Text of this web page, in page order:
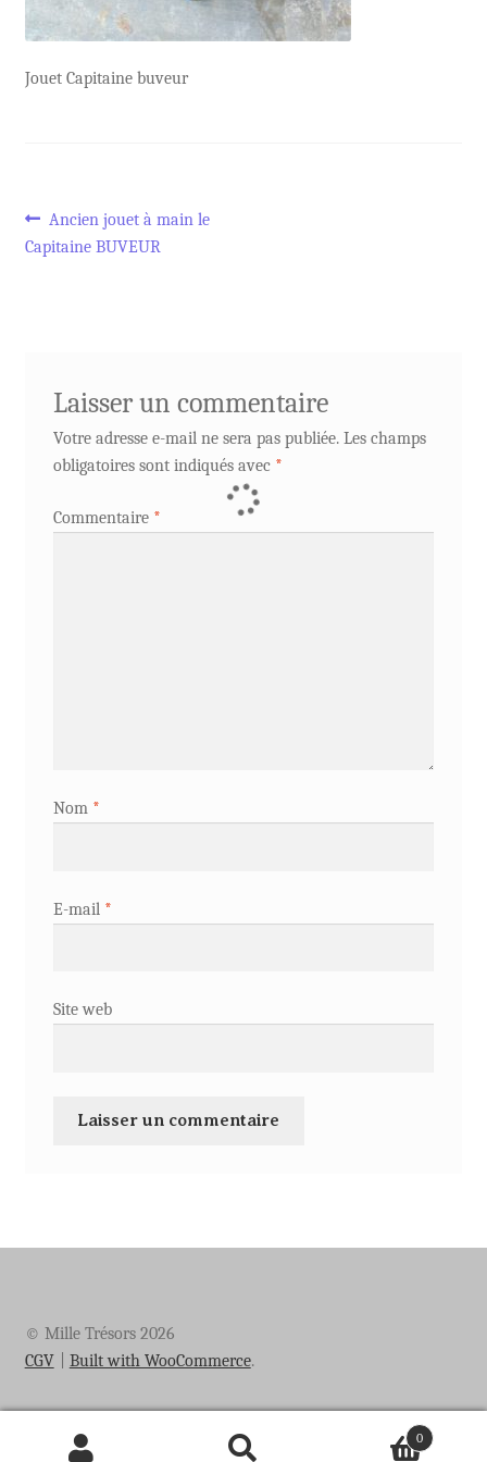
Jouet Capitaine buveur
Navigation
de
Article
précédent :
Ancien jouet à main le
Capitaine BUVEUR
Laisser un commentaire
Votre adresse e-mail ne sera pas publiée. Les champs
obligatoires sont indiqués avec *
Commentaire *
Nom *
E-mail *
Site web
© Mille Trésors 2026
CGV
Built with WooCommerce.
0